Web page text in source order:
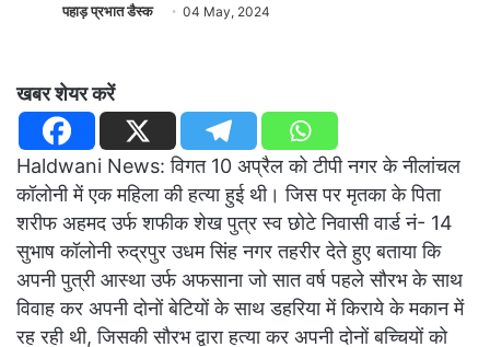
पहाड़ प्रभात डैस्क 04 May, 2024
खबर शेयर करें
Haldwani News: विगत 10 अप्रैल को टीपी नगर के नीलांचल
कॉलोनी में एक महिला की हत्या हुई थी। जिस पर मृतका के पिता
शरीफ अहमद उर्फ शफीक शेख पुत्र स्व छोटे निवासी वार्ड नं- 14
सुभाष कॉलोनी रुद्रपुर उधम सिंह नगर तहरीर देते हुए बताया कि
अपनी पुत्री आस्था उर्फ अफसाना जो सात वर्ष पहले सौरभ के साथ
विवाह कर अपनी दोनों बेटियों के साथ डहरिया में किराये के मकान में
रह रही थी, जिसकी सौरभ द्वारा हत्या कर अपनी दोनों बच्चियों को